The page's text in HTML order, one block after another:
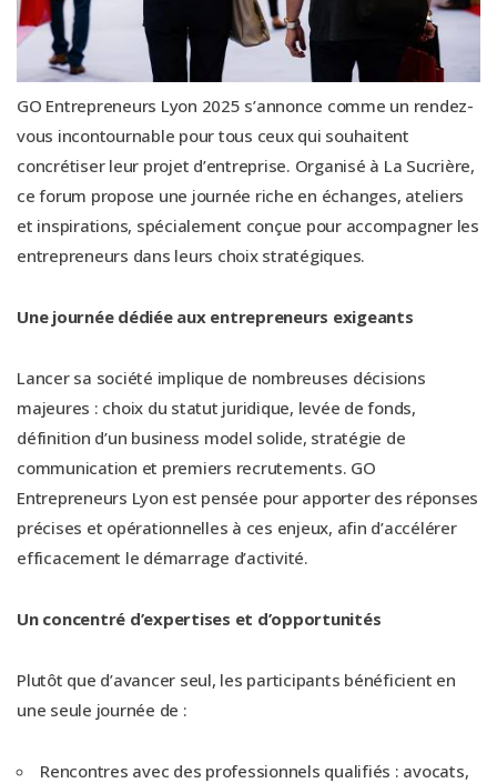
GO Entrepreneurs Lyon 2025 s’annonce comme un rendez-
vous incontournable pour tous ceux qui souhaitent
concrétiser leur projet d’entreprise. Organisé à La Sucrière,
ce forum propose une journée riche en échanges, ateliers
et inspirations, spécialement conçue pour accompagner les
entrepreneurs dans leurs choix stratégiques.
Une journée dédiée aux entrepreneurs exigeants
Lancer sa société implique de nombreuses décisions
majeures : choix du statut juridique, levée de fonds,
définition d’un business model solide, stratégie de
communication et premiers recrutements. GO
Entrepreneurs Lyon est pensée pour apporter des réponses
précises et opérationnelles à ces enjeux, afin d’accélérer
efficacement le démarrage d’activité.
Un concentré d’expertises et d’opportunités
Plutôt que d’avancer seul, les participants bénéficient en
une seule journée de :
Rencontres avec des professionnels qualifiés : avocats,